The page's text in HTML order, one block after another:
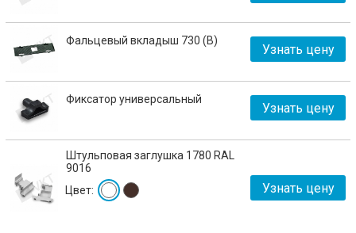
Фальцевый вкладыш 730 (В)
Узнать цену
Фиксатор универсальный
Узнать цену
Штульповая заглушка 1780 RAL
9016
Цвет:
Узнать цену